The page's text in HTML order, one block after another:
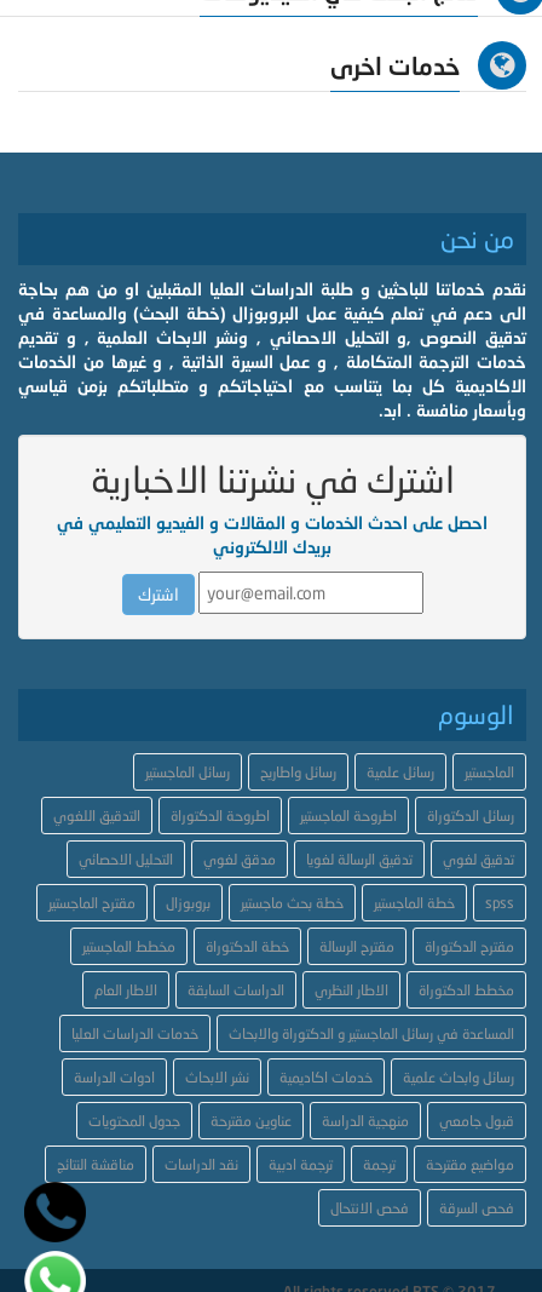
خدمات اخرى
من نحن
نقدم خدماتنا للباحثين و طلبة الدراسات العليا المقبلين او من هم بحاجة
الى دعم في تعلم كيفية عمل البروبوزال (خطة البحث) والمساعدة في
تدقيق النصوص ,و التحليل الاحصائي , ونشر الابحاث العلمية , و تقديم
خدمات الترجمة المتكاملة , و عمل السيرة الذاتية , و غيرها من الخدمات
الاكاديمية كل بما يتناسب مع احتياجاتكم و متطلباتكم بزمن قياسي
وبأسعار منافسة . ابد.
اشترك في نشرتنا الاخبارية
احصل على احدث الخدمات و المقالات و الفيديو التعليمي في
بريدك الالكتروني
الوسوم
الماجستير رسائل علمية رسائل واطاريح رسائل الماجستير
رسائل الدكتوراة اطروحة الماجستير اطروحة الدكتوراة التدقيق اللغوي
تدقيق لغوي تدقيق الرسالة لغويا مدقق لغوي التحليل الاحصائي
spss خطة الماجستير خطة بحث ماجستير بروبوزال مقترح الماجستير
مقترح الدكتوراة مقترح الرسالة خطة الدكتوراة مخطط الماجستير
مخطط الدكتوراة الاطار النظري الدراسات السابقة الاطار العام
المساعدة في رسائل الماجستير و الدكتوراة والابحاث خدمات الدراسات العليا
رسائل وابحاث علمية خدمات اكاديمية نشر الابحاث ادوات الدراسة
قبول جامعي منهجية الدراسة عناوين مقترحة جدول المحتويات
مواضيع مقترحة ترجمة ترجمة ادبية نقد الدراسات مناقشة النتائج
فحص السرقة فحص الانتحال